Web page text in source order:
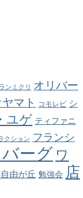
ンミクリ
オリバー
マト コモレビ シ
ユゲ ティファニ
クション フランシ
ーグ ワ
由が丘 勉強会 店